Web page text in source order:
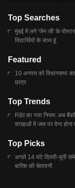
Top Searches
मुंबई में लगे 'जेन जी' के
विद्यार्थियों के साथ हूं
Featured
10 अगस्त को विधानसभा
छात्र
Top Trends
RBI का नया नियम: अब
शाखाओं में जमा पर देना होगा
Top Picks
अगले 14 घंटे दिल्ली-यूपी
बारिश की चेतावनी